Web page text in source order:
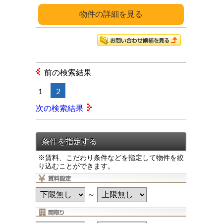
※賃料、こだわり条件などを指定して物件を絞
り込むことができます。
～
詳細
前の検索結果
1 2
次の検索結果